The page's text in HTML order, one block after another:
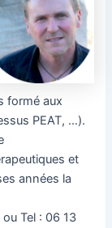
formé aux
PEAT, …).
et
années la
ou Tel : 06 13